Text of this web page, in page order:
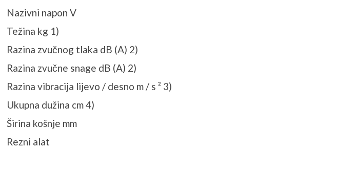
Nazivni napon V
Težina kg 1)
Razina zvučnog tlaka dB (A) 2)
Razina zvučne snage dB (A) 2)
Razina vibracija lijevo / desno m / s ² 3)
Ukupna dužina cm 4)
Širina košnje mm
Rezni alat